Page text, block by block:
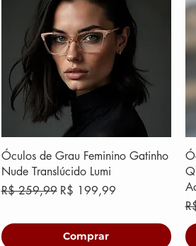
Óculos de Grau Feminino Gatinho
Nude Translúcido Lumi
Preço normal
R$ 259,99 Preço promocional
R$ 199,99
Comprar